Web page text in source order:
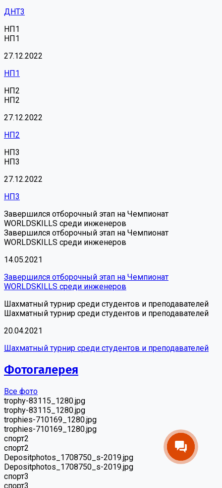
ДНТ3
НП1
НП1
27.12.2022
НП1
НП2
НП2
27.12.2022
НП2
НП3
НП3
27.12.2022
НП3
Завершился отборочный этап на Чемпионат
WORLDSKILLS среди инженеров
Завершился отборочный этап на Чемпионат
WORLDSKILLS среди инженеров
14.05.2021
Завершился отборочный этап на Чемпионат
WORLDSKILLS среди инженеров
Шахматный турнир среди студентов и преподавателей
Шахматный турнир среди студентов и преподавателей
20.04.2021
Шахматный турнир среди студентов и преподавателей
Фотогалерея
Все фото
trophy-83115_1280.jpg
trophy-83115_1280.jpg
trophies-710169_1280.jpg
trophies-710169_1280.jpg
спорт2
спорт2
Depositphotos_1708750_s-2019.jpg
Depositphotos_1708750_s-2019.jpg
спорт3
спорт3